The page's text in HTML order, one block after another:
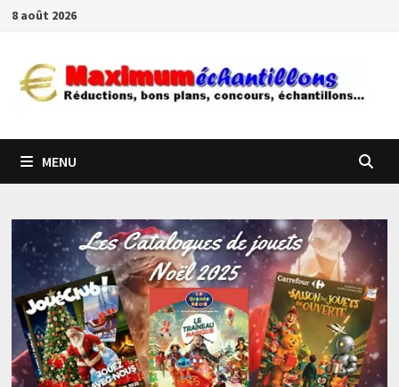
Passer
contenu
8 août 2026
MENU